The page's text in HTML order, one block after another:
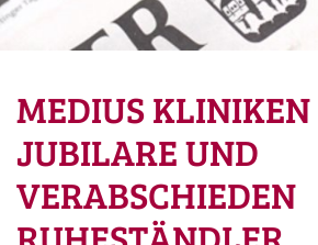
MEDIUS
JUBILARE UND
VERABSCHIEDEN